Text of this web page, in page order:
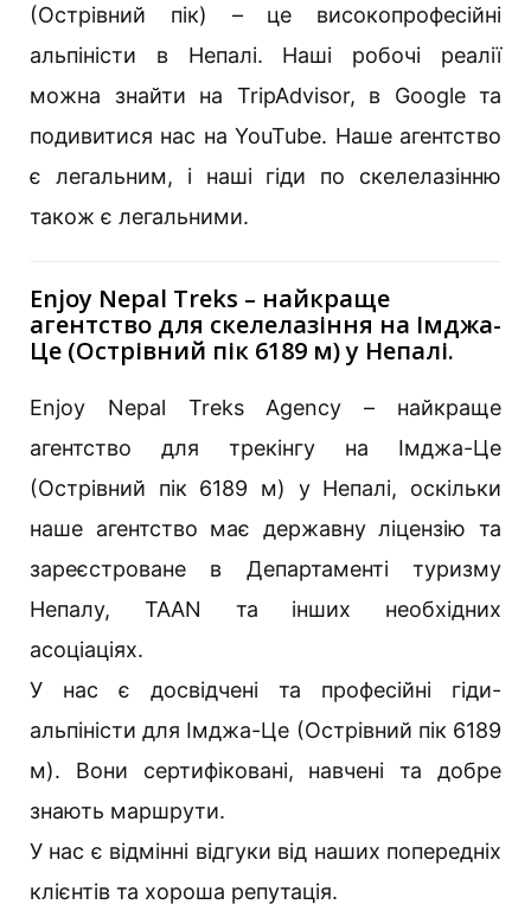
(Острівний пік) – це високопрофесійні
альпіністи в Непалі. Наші робочі реалії
можна знайти на TripAdvisor, в Google та
подивитися нас на YouTube. Наше агентство
є легальним, і наші гіди по скелелазінню
також є легальними.
Enjoy Nepal Treks – найкраще
агентство для скелелазіння на Імджа-
Це (Острівний пік 6189 м) у Непалі.
Enjoy Nepal Treks Agency – найкраще
агентство для трекінгу на Імджа-Це
(Острівний пік 6189 м) у Непалі, оскільки
наше агентство має державну ліцензію та
зареєстроване в Департаменті туризму
Непалу, TAAN та інших необхідних
асоціаціях.
У нас є досвідчені та професійні гіди-
альпіністи для Імджа-Це (Острівний пік 6189
м). Вони сертифіковані, навчені та добре
знають маршрути.
У нас є відмінні відгуки від наших попередніх
клієнтів та хороша репутація.